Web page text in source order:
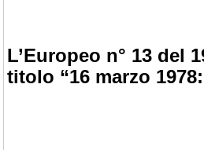
L’Europeo n° 13 del
titolo “16 marzo